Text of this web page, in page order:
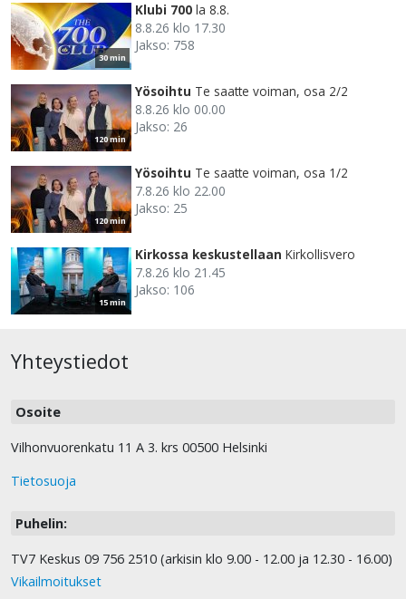
30 min
Klubi 700 la 8.8.
8.8.26 klo 17.30
Jakso: 758
120 min
Yösoihtu Te saatte voiman, osa 2/2
8.8.26 klo 00.00
Jakso: 26
120 min
Yösoihtu Te saatte voiman, osa 1/2
7.8.26 klo 22.00
Jakso: 25
15 min
Kirkossa keskustellaan Kirkollisvero
7.8.26 klo 21.45
Jakso: 106
Yhteystiedot
Osoite
Vilhonvuorenkatu 11 A 3. krs 00500 Helsinki
Tietosuoja
Puhelin:
TV7 Keskus 09 756 2510 (arkisin klo 9.00 - 12.00 ja 12.30 - 16.00)
Vikailmoitukset